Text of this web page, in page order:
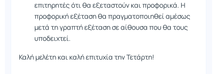
επιτηρητές ότι θα εξεταστούν και προφορικά. Η
προφορική εξέταση θα πραγματοποιηθεί αμέσως
μετά τη γραπτή εξέταση σε αίθουσα που θα τους
υποδειχτεί.
Καλή μελέτη και καλή επιτυχία την Τετάρτη!